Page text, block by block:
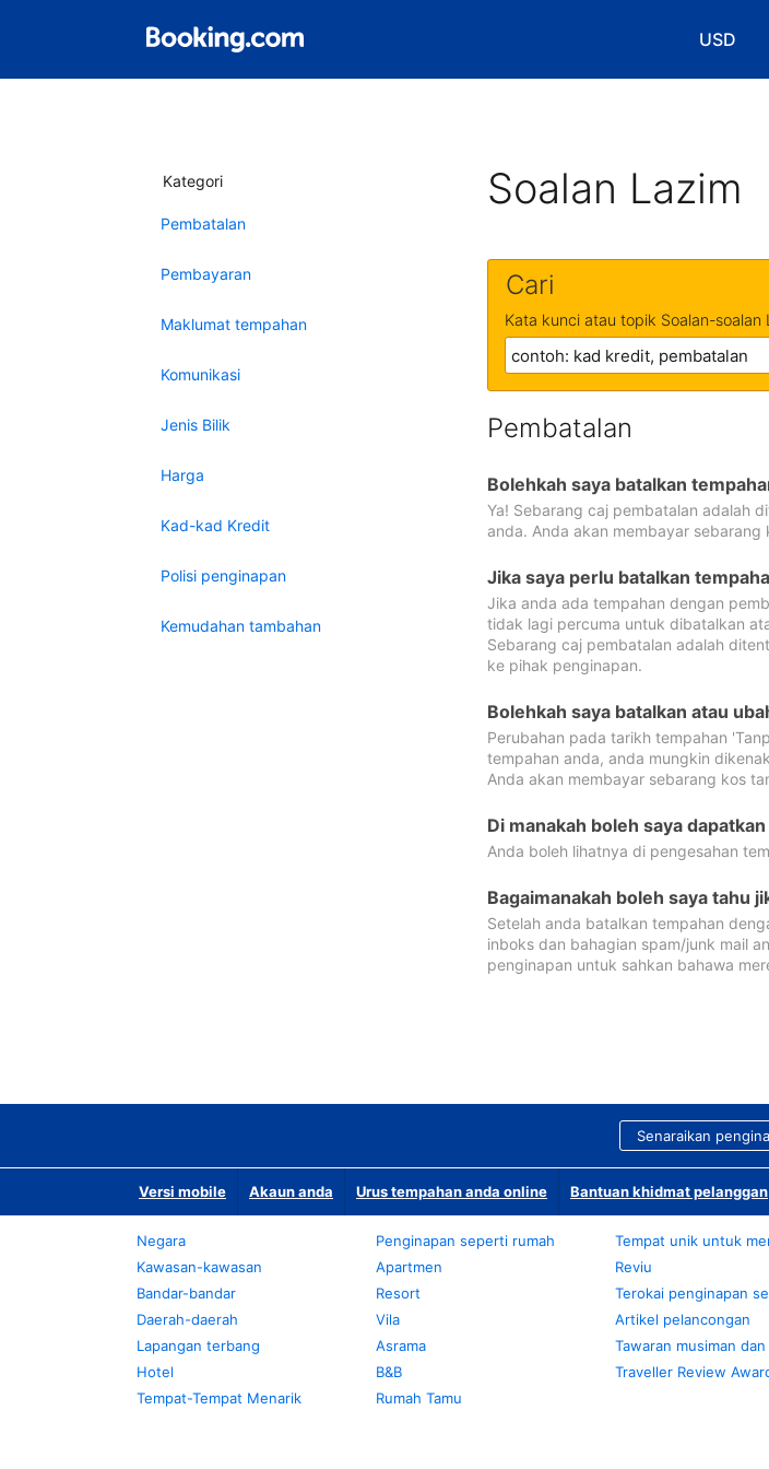
USD
Pilih
Kategori
Pembatalan
Pembayaran
Maklumat tempahan
Komunikasi
Jenis Bilik
Harga
Kad-kad Kredit
Polisi penginapan
Kemudahan tambahan
Soalan Lazim
Cari
Kata kunci atau topik Soalan-soalan
Pembatalan
Bolehkah saya batalkan
Ya! Sebarang caj pembatalan adalah
anda. Anda akan membayar
Jika saya perlu batalkan
Jika anda ada tempahan dengan
tidak lagi percuma untuk dibatalkan
Sebarang caj pembatalan adalah
ke pihak penginapan.
Bolehkah saya batalkan atau
Perubahan pada tarikh tempahan
tempahan anda, anda mungkin
Anda akan membayar sebarang kos
Di manakah boleh saya
Anda boleh lihatnya di pengesahan
Bagaimanakah boleh saya tahu
Setelah anda batalkan tempahan
inboks dan bahagian spam/junk mail
penginapan untuk sahkan bahawa
Senaraikan
Versi mobile Akaun anda Urus tempahan anda online Bantuan khidmat pelanggan
Negara
Kawasan-kawasan
Bandar-bandar
Daerah-daerah
Lapangan terbang
Hotel
Tempat-Tempat Menarik
Penginapan seperti rumah
Apartmen
Resort
Vila
Asrama
B&B
Rumah Tamu
Tempat unik untuk
Reviu
Terokai penginapan
Artikel pelancongan
Tawaran musiman
Traveller Review